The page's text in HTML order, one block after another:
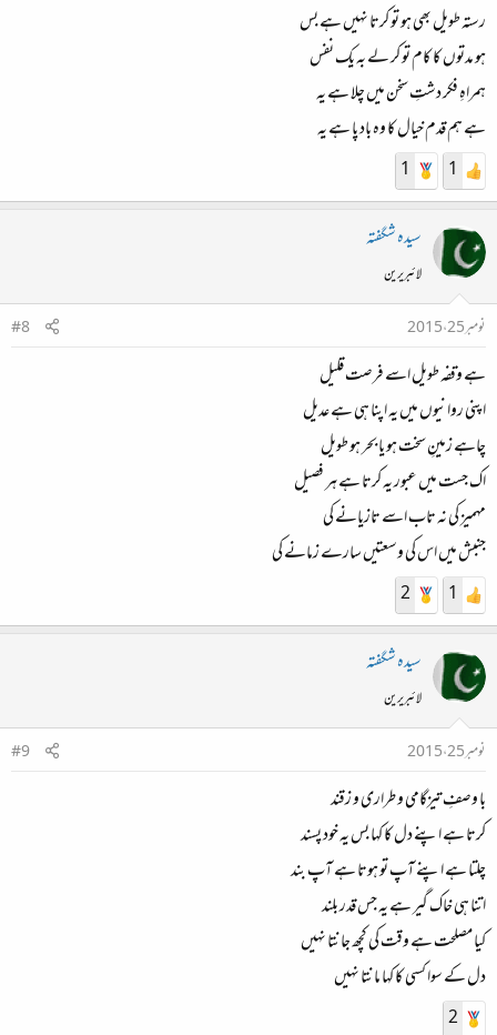
رستہ طویل بھی ہو تو کرتا نہیں ہے بس
ہو مدتوں کا کام تو کر لے بہ یک نفس
ہمراہِ فکر دشتِ سخن میں چلا ہے یہ
ہے ہم قدم خیال کا وہ باد پا ہے یہ
1
1
سیدہ شگفتہ
لائبریرین
نومبر 25، 2015
#8
ہے وقفہ طویل اسے فرصت قلیل
اپنی روانیوں میں یہ اپنا ہی ہے عدیل
چاہے زمینِ سخت ہو یا بحر ہو طویل
اک جست میں عبور یہ کرتا ہے ہر فصیل
مہمیز کی نہ تاب اسے تازیانے کی
جنبش میں اس کی وسعتیں سارے زمانے کی
1
2
سیدہ شگفتہ
لائبریرین
نومبر 25، 2015
#9
با وصفِ تیزگامی و طراری و زقند
کرتا ہے اپنے دل کا کہا بس یہ خود پسند
چلتا ہے اپنے آپ تو ہوتا ہے آپ بند
اتنا ہی خاک گیر ہے یہ جس قدر بلند
کیا مصلحت ہے وقت کی کچھ جانتا نہیں
دل کے سوا کسی کا کہا مانتا نہیں
2